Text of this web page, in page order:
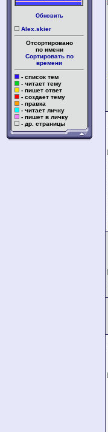
Обновить
Alex.skier
Отсортировано
по имени
Сортировать по
времени
- список тем
- читает тему
- пишет ответ
- создает тему
- правка
- читает личку
- пишет в личку
- др. страницы